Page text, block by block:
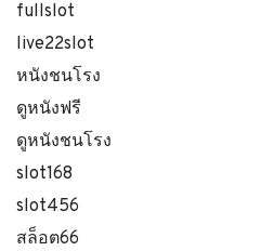
fullslot
live22slot
หนังชนโรง
ดูหนังฟรี
ดูหนังชนโรง
slot168
slot456
สล็อต66